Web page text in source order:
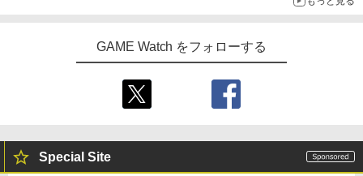
GAME Watch をフォローする
Special Site